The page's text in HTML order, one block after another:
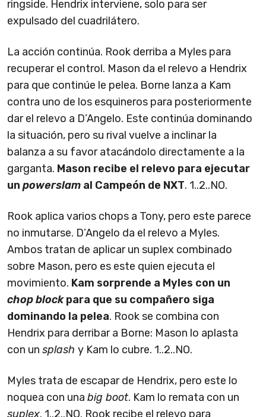
ringside. Hendrix interviene, solo para ser
expulsado del cuadrilátero.
La acción continúa. Rook derriba a Myles para
recuperar el control. Mason da el relevo a Hendrix
para que continúe le pelea. Borne lanza a Kam
contra uno de los esquineros para posteriormente
dar el relevo a D’Angelo. Este continúa dominando
la situación, pero su rival vuelve a inclinar la
balanza a su favor atacándolo directamente a la
garganta. Mason recibe el relevo para ejecutar
un powerslam al Campeón de NXT. 1..2..NO.
Rook aplica varios chops a Tony, pero este parece
no inmutarse. D’Angelo da el relevo a Myles.
Ambos tratan de aplicar un suplex combinado
sobre Mason, pero es este quien ejecuta el
movimiento. Kam sorprende a Myles con un
chop blockpara que su compañero siga
dominando la pelea. Rook se combina con
Hendrix para derribar a Borne: Mason lo aplasta
con un splash y Kam lo cubre. 1..2..NO.
Myles trata de escapar de Hendrix, pero este lo
noquea con una big boot. Kam lo remata con un
suplex. 1..2..NO. Rook recibe el relevo para